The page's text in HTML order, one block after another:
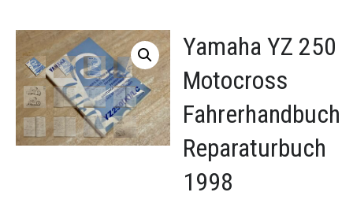
Yamaha YZ 250
Motocross
Fahrerhandbuch
Reparaturbuch
1998